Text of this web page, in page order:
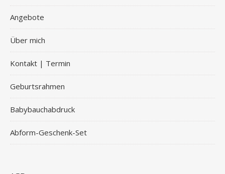
Angebote
Über mich
Kontakt | Termin
Geburtsrahmen
Babybauchabdruck
Abform-Geschenk-Set